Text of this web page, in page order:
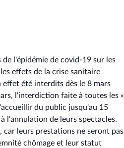
l'épidémie de covid-19 sur les
effets de la crise sanitaire
effet été interdits dès le 8 mars
l'interdiction faite à toutes les «
du public jusqu'au 15
l'annulation de leurs spectacles.
car leurs prestations ne seront pas
chômage et leur statut